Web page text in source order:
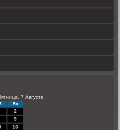
7 Августа
Вс
2
9
16